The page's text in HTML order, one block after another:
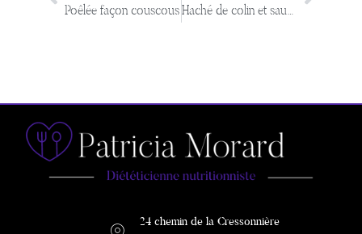
Poêlée façon couscous Haché de colin et saumon fumé
24 chemin de la Cressonnière